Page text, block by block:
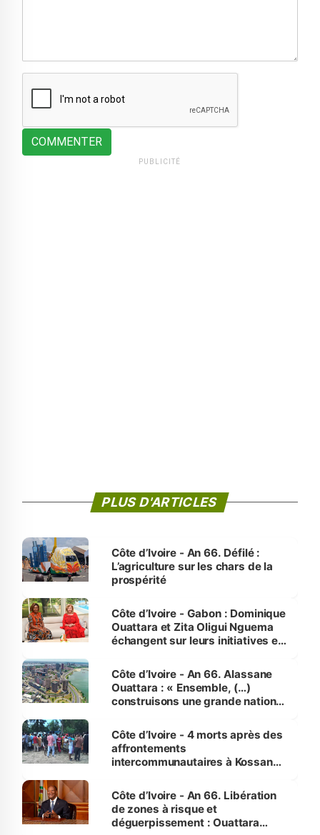
COMMENTER
PUBLICITÉ
PLUS D'ARTICLES
Côte d’Ivoire - An 66. Défilé :
L’agriculture sur les chars de la
prospérité
Côte d’Ivoire - Gabon : Dominique
Ouattara et Zita Oligui Nguema
échangent sur leurs initiatives en
enfants
Côte d’Ivoire - An 66. Alassane
Ouattara : « Ensemble, (…)
construisons une grande nation
générations futures »
Côte d’Ivoire - 4 morts après des
affrontements
intercommunautaires à Kossandji
milieu des sinistrés
Côte d’Ivoire - An 66. Libération
de zones à risque et
déguerpissement : Ouattara